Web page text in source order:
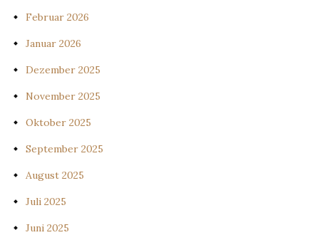
Februar 2026
Januar 2026
Dezember 2025
November 2025
Oktober 2025
September 2025
August 2025
Juli 2025
Juni 2025